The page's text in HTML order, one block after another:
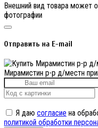
Внешний вид товара может
фотографии
Отправить на E-mail
Мирамистин р-р д/местн
Я даю согласие на
политикой обработки